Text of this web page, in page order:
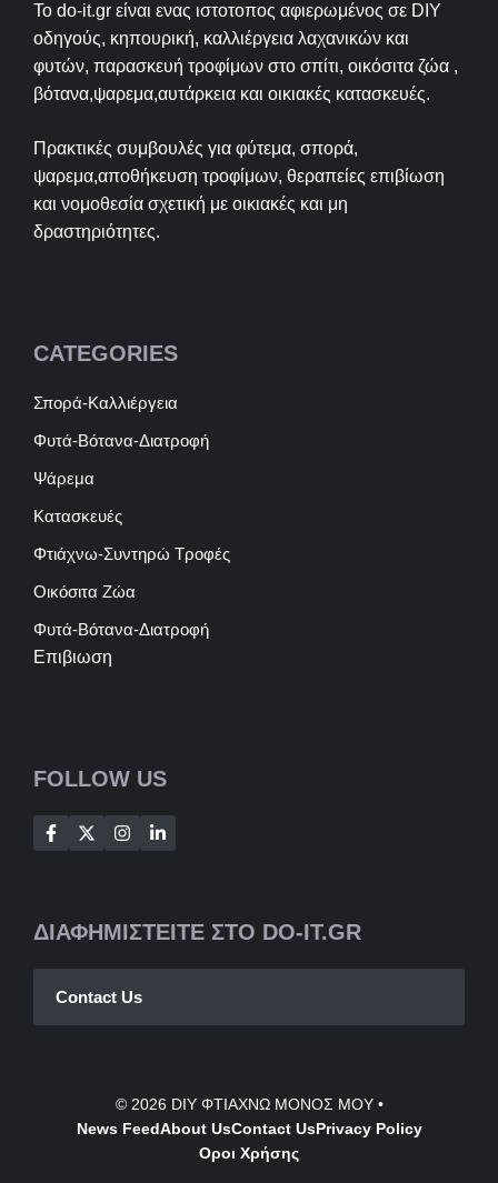
Το do-it.gr είναι ενας ιστοτοπος αφιερωμένος σε DIY
οδηγούς, κηπουρική, καλλιέργεια λαχανικών και
φυτών, παρασκευή τροφίμων στο σπίτι, οικόσιτα ζώα ,
βότανα,ψαρεμα,αυτάρκεια και οικιακές κατασκευές.
Πρακτικές συμβουλές για φύτεμα, σπορά,
ψαρεμα,αποθήκευση τροφίμων, θεραπείες επιβίωση
και νομοθεσία σχετική με οικιακές και μη
δραστηριότητες.
CATEGORIES
Σπορά-Καλλιέργεια
Φυτά-Βότανα-Διατροφή
Ψάρεμα
Κατασκευές
Φτιάχνω-Συντηρώ Τροφές
Οικόσιτα Ζώα
Φυτά-Βότανα-Διατροφή
Επιβιωση
FOLLOW US
ΔΙΑΦΗΜΙΣΤΕΙΤΕ ΣΤΟ DO-IT.GR
Contact Us
© 2026 DIY ΦΤΙΑΧΝΩ ΜΟΝΟΣ ΜΟΥ•
News FeedAbout UsContactUsPrivacy Policy
Οροι Χρήσης